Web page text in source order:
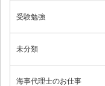
受験勉強
未分類
海事代理士のお仕事